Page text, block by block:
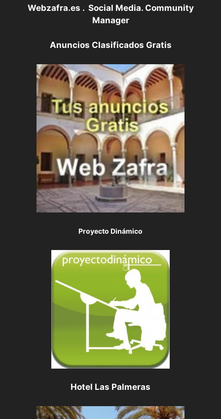
Webzafra.es . Social Media. Community
Manager
Anuncios Clasificados Gratis
Proyecto Dinámico
Hotel Las Palmeras